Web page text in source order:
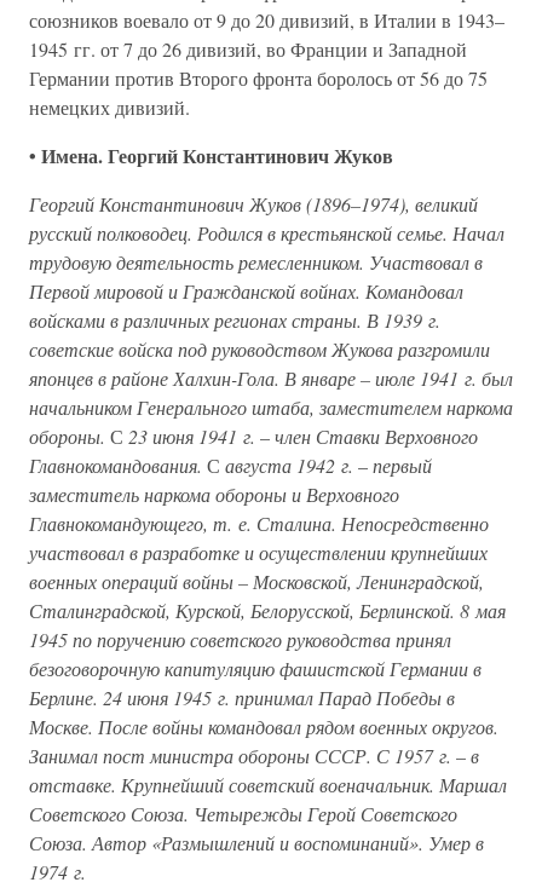
союзников воевало от 9 до 20 дивизий, в Италии в 1943–
1945 гг. от 7 до 26 дивизий, во Франции и Западной
Германии против Второго фронта боролось от 56 до 75
немецких дивизий.
• Имена. Георгий Константинович Жуков
Георгий Константинович Жуков (1896–1974), великий
русский полководец. Родился в крестьянской семье. Начал
трудовую деятельность ремесленником. Участвовал в
Первой мировой и Гражданской войнах. Командовал
войсками в различных регионах страны. В 1939 г.
советские войска под руководством Жукова разгромили
японцев в районе Халхин-Гола. В январе – июле 1941 г. был
начальником Генерального штаба, заместителем наркома
обороны. С 23 июня 1941 г. –член Ставки Верховного
Главнокомандования. С августа 1942 г. –первый
заместитель наркома обороны и Верховного
Главнокомандующего, т. е. Сталина. Непосредственно
участвовал в разработке и осуществлении крупнейших
военных операций войны – Московской, Ленинградской,
Сталинградской, Курской, Белорусской, Берлинской. 8 мая
1945 по поручению советского руководства принял
безоговорочную капитуляцию фашистской Германии в
Берлине. 24 июня 1945 г. принимал Парад Победы в
Москве. После войны командовал рядом военных округов.
Занимал пост министра обороны СССР. С 1957 г. –в
отставке. Крупнейший советский военачальник. Маршал
Советского Союза. Четырежды Герой Советского
Союза. Автор «Размышлений и воспоминаний». Умер в
1974 г.